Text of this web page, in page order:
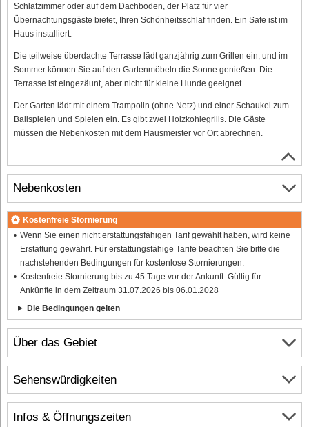
Schlafzimmer oder auf dem Dachboden, der Platz für vier
Übernachtungsgäste bietet, Ihren Schönheitsschlaf finden. Ein Safe ist im
Haus installiert.
Die teilweise überdachte Terrasse lädt ganzjährig zum Grillen ein, und im
Sommer können Sie auf den Gartenmöbeln die Sonne genießen. Die
Terrasse ist eingezäunt, aber nicht für kleine Hunde geeignet.
Der Garten lädt mit einem Trampolin (ohne Netz) und einer Schaukel zum
Ballspielen und Spielen ein. Es gibt zwei Holzkohlegrills. Die Gäste
müssen die Nebenkosten mit dem Hausmeister vor Ort abrechnen.
Über das Gebiet
Infos & Öffnungszeiten
Nebenkosten
Kostenfreie Stornierung
Wenn Sie einen nicht erstattungsfähigen Tarif gewählt haben, wird keine
Erstattung gewährt. Für erstattungsfähige Tarife beachten Sie bitte die
nachstehenden Bedingungen für kostenlose Stornierungen:
Kostenfreie Stornierung bis zu 45 Tage vor der Ankunft. Gültig für
Ankünfte in dem Zeitraum 31.07.2026 bis 06.01.2028
Die Bedingungen gelten
Sehenswürdigkeiten